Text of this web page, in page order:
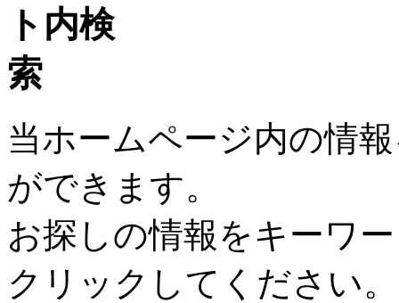
当ホームページ内の情
ができます。
お探しの情報をキーワ
クリックしてください。